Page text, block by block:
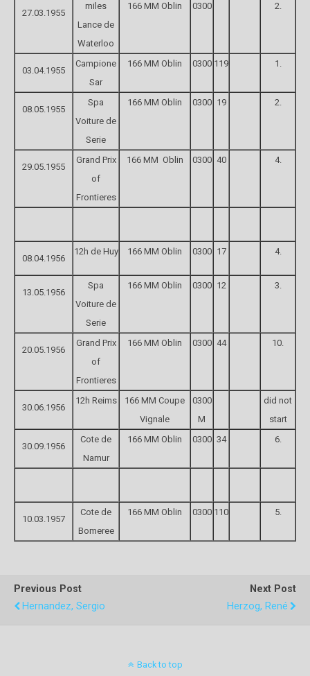
27.03.1955
miles
Lance de
Waterloo
166 MM Oblin 0300 2.
03.04.1955
Campione
Sar
166 MM Oblin 0300 119 1.
08.05.1955
Spa
Voiture de
Serie
166 MM Oblin 0300 19 2.
29.05.1955
Grand Prix
of
Frontieres
166 MM Oblin 0300 40 4.
08.04.1956
12h de Huy 166 MM Oblin 0300 17 4.
13.05.1956
Spa
Voiture de
Serie
166 MM Oblin 0300 12 3.
20.05.1956
Grand Prix
of
Frontieres
166 MM Oblin 0300 44 10.
30.06.1956
12h Reims
166 MM Coupe
Vignale
0300
M
did not
start
30.09.1956
Cote de
Namur
166 MM Oblin 0300 34 6.
10.03.1957
Cote de
Bomeree
166 MM Oblin 0300 110 5.
Previous Post
Hernandez, Sergio
Next Post
Herzog, René
Back to top